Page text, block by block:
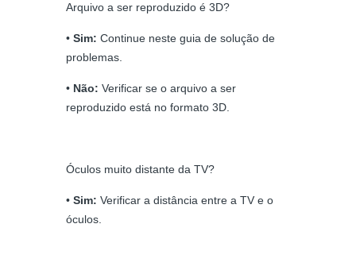
Arquivo a ser reproduzido é 3D?
• Sim: Continue neste guia de solução de
problemas.
• Não: Verificar se o arquivo a ser
reproduzido está no formato 3D.
Óculos muito distante da TV?
• Sim: Verificar a distância entre a TV e o
óculos.